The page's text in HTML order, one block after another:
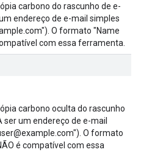
carbono do rascunho de e-
endereço de e-mail simples
O formato "Name
com essa ferramenta.
carbono oculta do rascunho
ser um endereço de e-mail
O formato
é compatível com essa